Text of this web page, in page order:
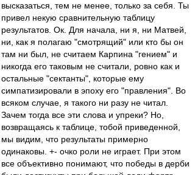
высказаться, тем не менее, только за себя. Ты
привел некую сравнительную таблицу
результатов. Ок. Для начала, ни я, ни Матвей,
ни, как я полагаю "смотрящий" или кто бы он
там ни был, не считаем Карпина "гением" и
никогда его таковым не считали, ровно как и
остальные "сектанты", которые ему
симпатизировали в эпоху его "правления". Во
всяком случае, я такого ни разу не читал.
Зачем тогда все эти слова и упреки? Но,
возвращаясь к таблице, тобой приведенной,
мы видим, что результаты примерно
одинаковы. +- очко роли не играет. При этом
все объективно понимают, что победы в дерби